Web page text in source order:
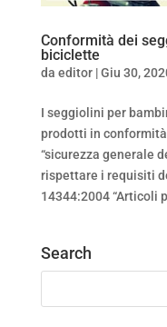
Conformità dei
biciclette
da editor|Giu 30,
I seggiolini per
prodotti in
“sicurezza generale
rispettare i requisiti
14344:2004 “Articoli
Search